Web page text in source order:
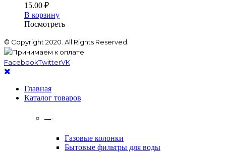
15.00 ₽
В корзину
Посмотреть
© Copyright 2020. All Rights Reserved.
FacebookTwitterVK
Главная
Каталог товаров
—-
Газовые колонки
Бытовые фильтры для воды